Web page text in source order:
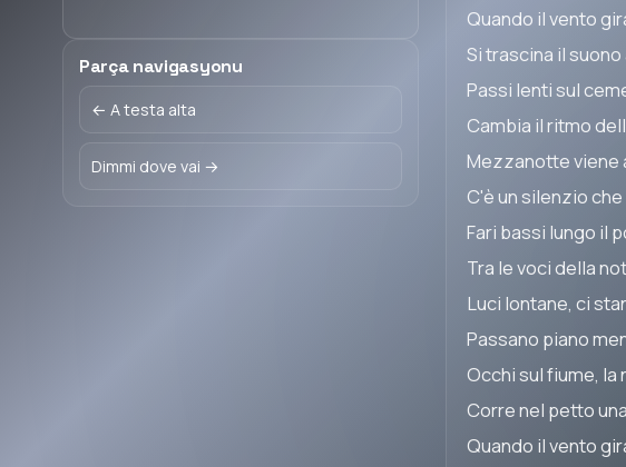
Parça navigasyonu
← A testa alta
Dimmi dove vai →
Quando il vento
Si trascina il
Passi lenti sul
Cambia il ritmo
Mezzanotte viene
C'è un silenzio
Fari bassi lungo il
Tra le voci della
Luci lontane, ci
Passano piano
Occhi sul fiume, la
Corre nel petto
Quando il vento